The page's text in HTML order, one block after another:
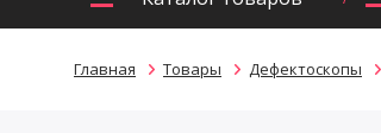
Главная Товары Дефектоскопы